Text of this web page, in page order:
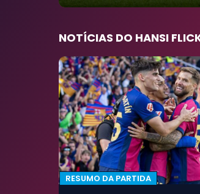
NOTÍCIAS DO HANSI
RESUMO DA PARTIDA